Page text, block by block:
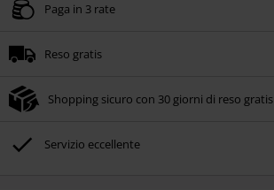
Paga in 3 rate
Reso gratis
Shopping sicuro con 30 giorni di reso gratis
Servizio eccellente